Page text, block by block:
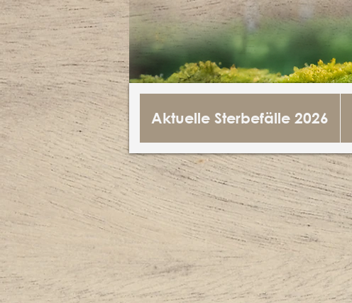
Aktuelle Sterbefälle 2026